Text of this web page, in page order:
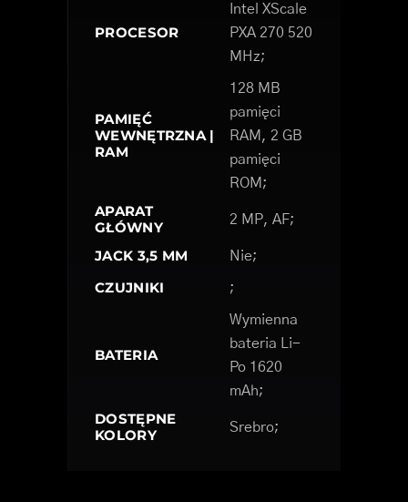
PROCESOR
Intel XScale
PXA 270 520
MHz;
PAMIĘĆ
WEWNĘTRZNA |
RAM
128 MB
pamięci
RAM, 2 GB
pamięci
ROM;
APARAT
GŁÓWNY
2 MP, AF;
JACK 3,5 MM Nie;
CZUJNIKI ;
BATERIA
Wymienna
bateria Li-
Po 1620
mAh;
DOSTĘPNE
KOLORY
Srebro;